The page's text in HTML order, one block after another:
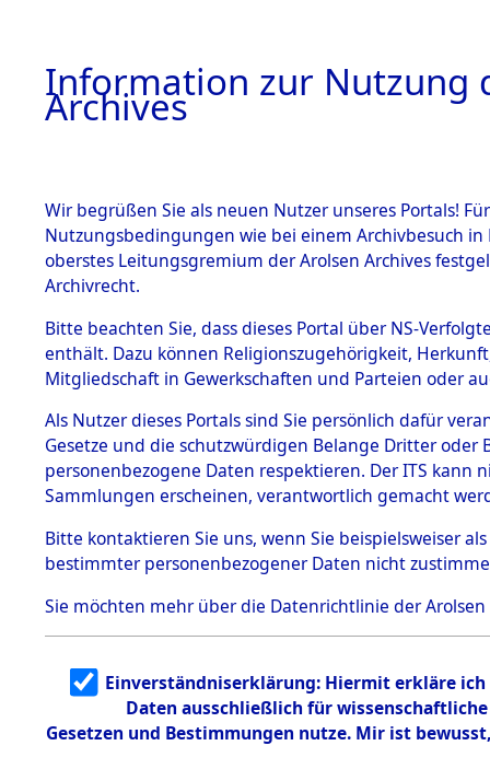
BESTÄNDE
1.
mente
5. Verschiedenes
5.3
Todesmärsche
5.3.1 Alliierte
Erhebungen
zu
Todesmärsch
en
5.3.2
Identifizierun
g
5.3.3
Todesmärsch
Pyrmont
Information zur Nutzung
Archives
Wir begrüßen Sie als neuen Nutzer unseres Portals!
Nutzungsbedingungen wie bei einem Archivbesuch
oberstes Leitungsgremium der Arolsen Archives
Archivrecht.
Bitte beachten Sie, dass dieses Portal über NS-
enthält. Dazu können Religionszugehörigkeit,
Mitgliedschaft in Gewerkschaften und Parteien oder
Als Nutzer dieses Portals sind Sie persönlich dafür
Gesetze und die schutzwürdigen Belange Dritter
personenbezogene Daten respektieren. Der ITS
Sammlungen erscheinen, verantwortlich gemacht
Bitte kontaktieren Sie uns, wenn Sie beispielsweiser
bestimmter personenbezogener Daten nicht
Sie möchten mehr über die Datenrichtlinie der Arolsen
Einverständniserklärung: Hiermit erkläre
Daten ausschließlich für
Gesetzen und Bestimmungen nutze. Mir ist